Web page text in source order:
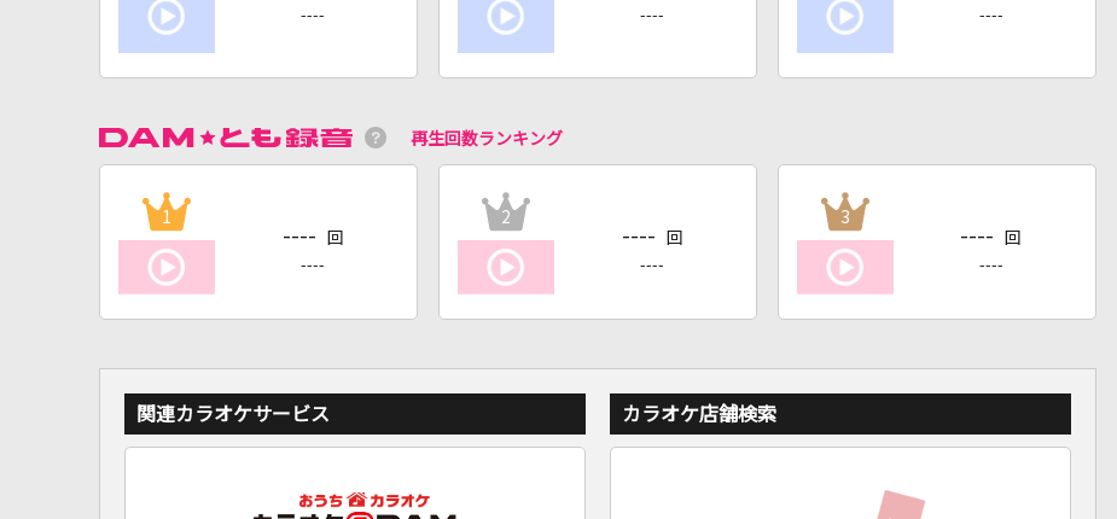
---- ---- ----
再生回数ランキング
1
---- 回
----
2
---- 回
----
3
---- 回
----
関連カラオケサービス カラオケ店舗検索